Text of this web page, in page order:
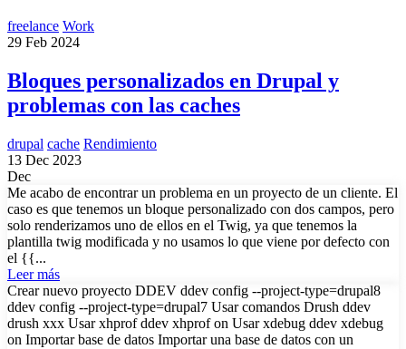
freelance Work
29 Feb 2024
Bloques personalizados en Drupal y
problemas con las caches
drupal cache Rendimiento
13 Dec 2023
Dec
Me acabo de encontrar un problema en un proyecto de un cliente. El
caso es que tenemos un bloque personalizado con dos campos, pero
solo renderizamos uno de ellos en el Twig, ya que tenemos la
plantilla twig modificada y no usamos lo que viene por defecto con
el {{...
Leer más
Crear nuevo proyecto DDEV ddev config --project-type=drupal8
ddev config --project-type=drupal7 Usar comandos Drush ddev
drush xxx Usar xhprof ddev xhprof on Usar xdebug ddev xdebug
on Importar base de datos Importar una base de datos con un